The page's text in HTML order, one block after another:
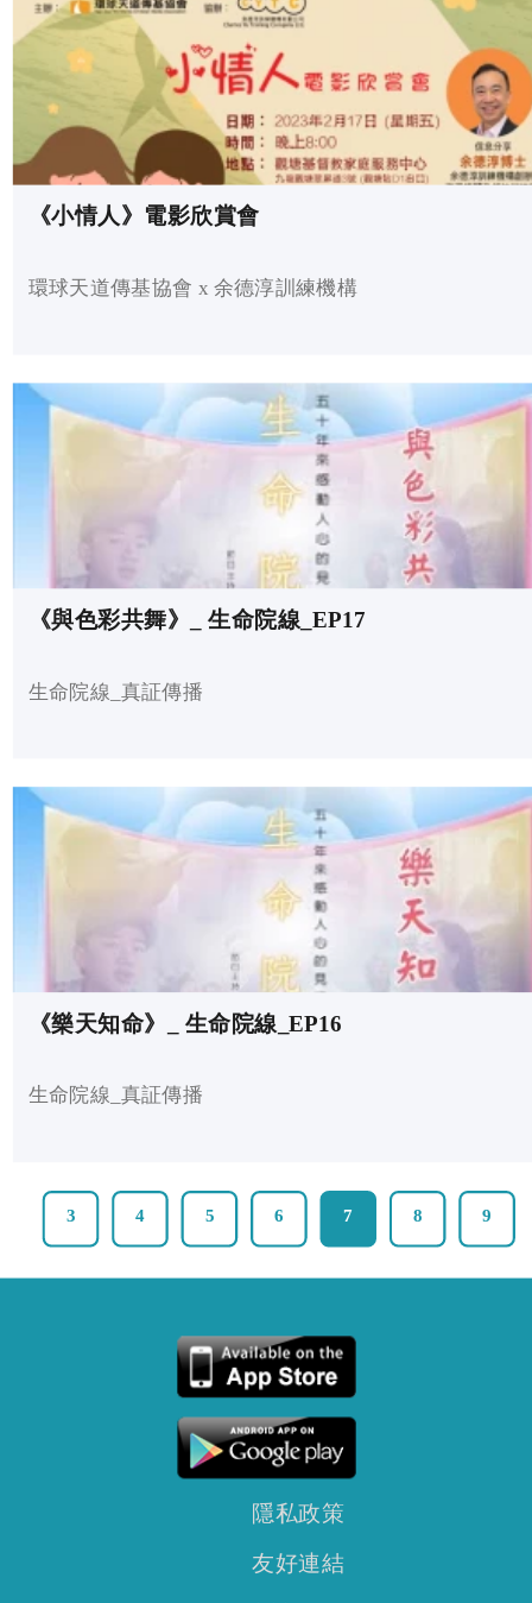
《小情人》電影欣賞會
環球天道傳基協會 x 余德淳訓練機構
《與色彩共舞》_ 生命院線_EP17
生命院線_真証傳播
《樂天知命》_ 生命院線_EP16
生命院線_真証傳播
3 4 5 6 7 8 9
隱私政策
友好連結